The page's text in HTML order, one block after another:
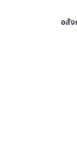
อสัง